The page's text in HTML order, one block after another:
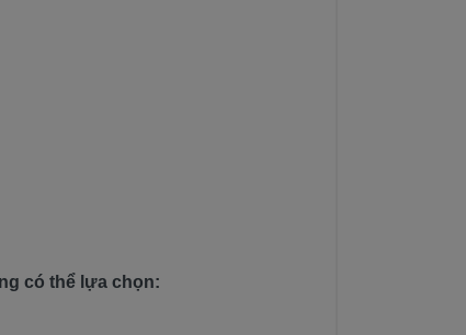
có thể lựa chọn: